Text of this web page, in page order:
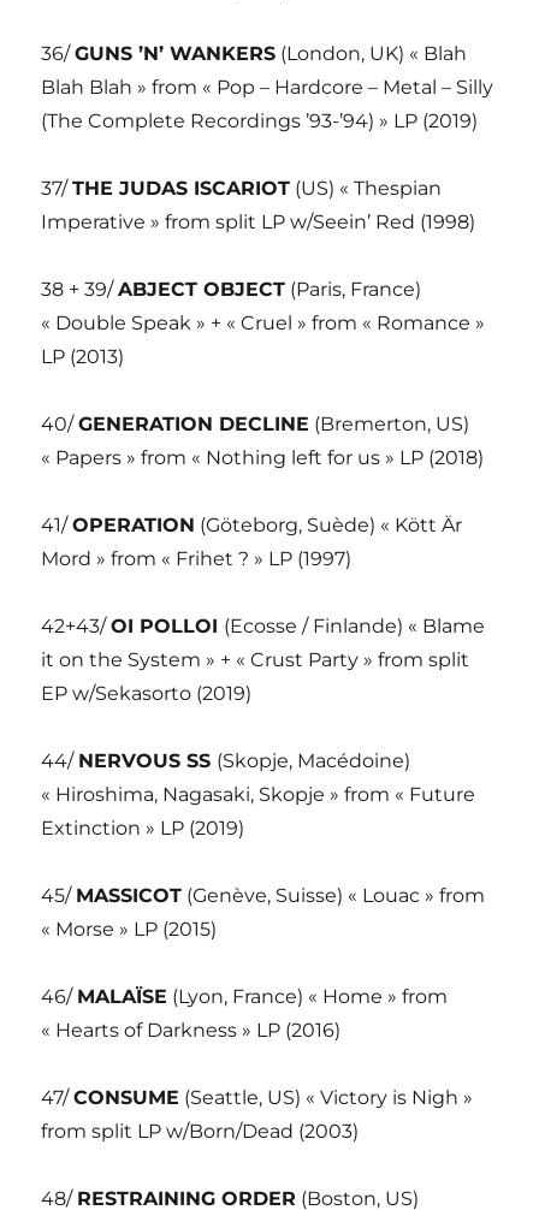
36/GUNS ’N’ WANKERS (London, UK) « Blah
Blah Blah » from « Pop – Hardcore – Metal – Silly
(The Complete Recordings ’93-’94) » LP (2019)
37/THE JUDAS ISCARIOT (US) « Thespian
Imperative » from split LP w/Seein’ Red (1998)
38 + 39/ABJECT OBJECT (Paris, France)
« Double Speak » + « Cruel » from « Romance »
LP (2013)
40/GENERATION DECLINE (Bremerton, US)
« Papers » from « Nothing left for us » LP (2018)
41/OPERATION (Göteborg, Suède) « Kött Är
Mord » from « Frihet ? » LP (1997)
42+43/OI POLLOI (Ecosse / Finlande) « Blame
it on the System » + « Crust Party » from split
EP w/Sekasorto (2019)
44/ NERVOUS SS (Skopje, Macédoine)
« Hiroshima, Nagasaki, Skopje » from « Future
Extinction » LP (2019)
45/ MASSICOT (Genève, Suisse) « Louac » from
« Morse » LP (2015)
46/ MALAÏSE (Lyon, France) « Home » from
« Hearts of Darkness » LP (2016)
47/CONSUME (Seattle, US) « Victory is Nigh »
from split LP w/Born/Dead (2003)
48/ RESTRAINING ORDER (Boston, US)